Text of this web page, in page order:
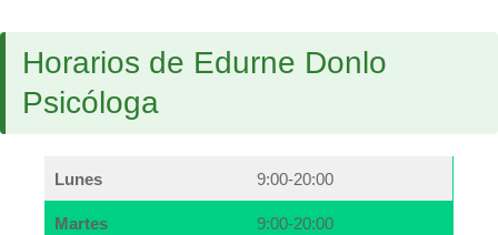
Horarios de Edurne Donlo
Psicóloga
Lunes 9:00-20:00
Martes 9:00-20:00